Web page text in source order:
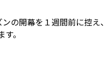
の開幕を１週間前に控
。